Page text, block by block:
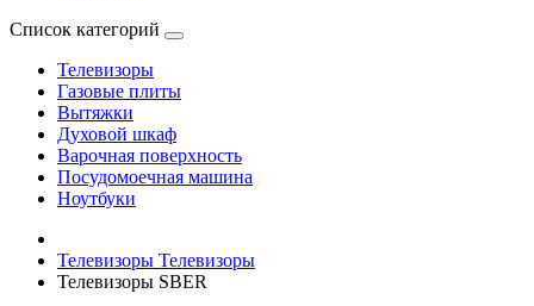
Список категорий
Телевизоры
Газовые плиты
Вытяжки
Духовой шкаф
Варочная поверхность
Посудомоечная машина
Ноутбуки
Телевизоры Телевизоры
Телевизоры SBER